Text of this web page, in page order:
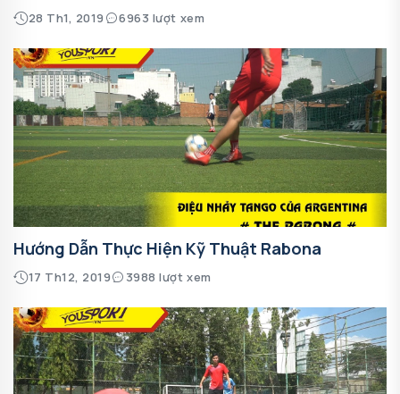
28 Th1, 2019 6963 lượt xem
Hướng Dẫn Thực Hiện Kỹ Thuật Rabona
17 Th12, 2019 3988 lượt xem